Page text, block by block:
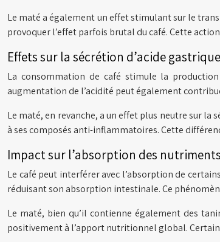
Le maté a également un effet stimulant sur le
provoquer l’effet parfois brutal du café. Cette
Effets sur la sécrétion d’acide gastrique
La consommation de café stimule la
augmentation de l’acidité peut également
Le maté, en revanche, a un effet plus neutre sur
à ses composés anti-inflammatoires. Cette
Impact sur l’absorption des nutriments
Le café peut interférer avec l’absorption de
réduisant son absorption intestinale. Ce
Le maté, bien qu’il contienne également des
positivement à l’apport nutritionnel global.